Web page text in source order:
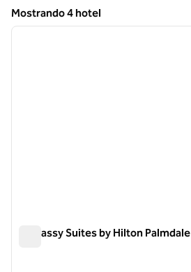
Mostrando 4 hotel
Mostrando 4 hotel
1 de 11
Embassy Suites by Hilton Palmdale